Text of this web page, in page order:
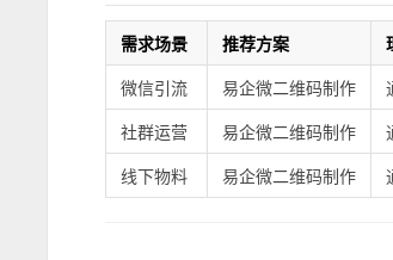
需求场景 推荐方案
微信引流 易企微二维码制作
社群运营 易企微二维码制作
线下物料 易企微二维码制作